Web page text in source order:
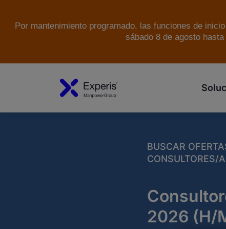
Por mantenimiento programado, las funciones de
sábado 8 de agosto
BUSCAR
CONSULTORES/
2026 (H/